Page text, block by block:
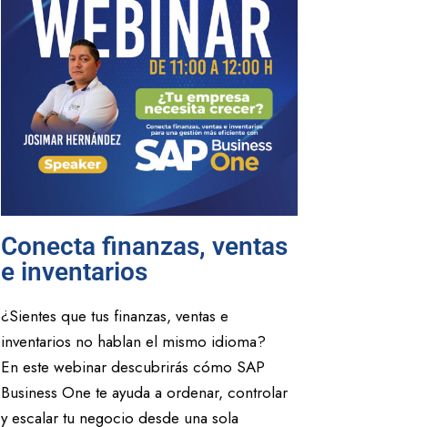
Conecta finanzas, ventas
e inventarios
¿Sientes que tus finanzas, ventas e
inventarios no hablan el mismo idioma?
En este webinar descubrirás cómo SAP
Business One te ayuda a ordenar, controlar
y escalar tu negocio desde una sola